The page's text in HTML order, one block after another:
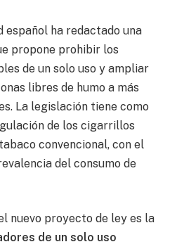
español ha redactado una
propone prohibir los
de un solo uso y ampliar
libres de humo a más
La legislación tiene como
de los cigarrillos
convencional, con el
del consumo de
nuevo proyecto de ley es la
de un solo uso